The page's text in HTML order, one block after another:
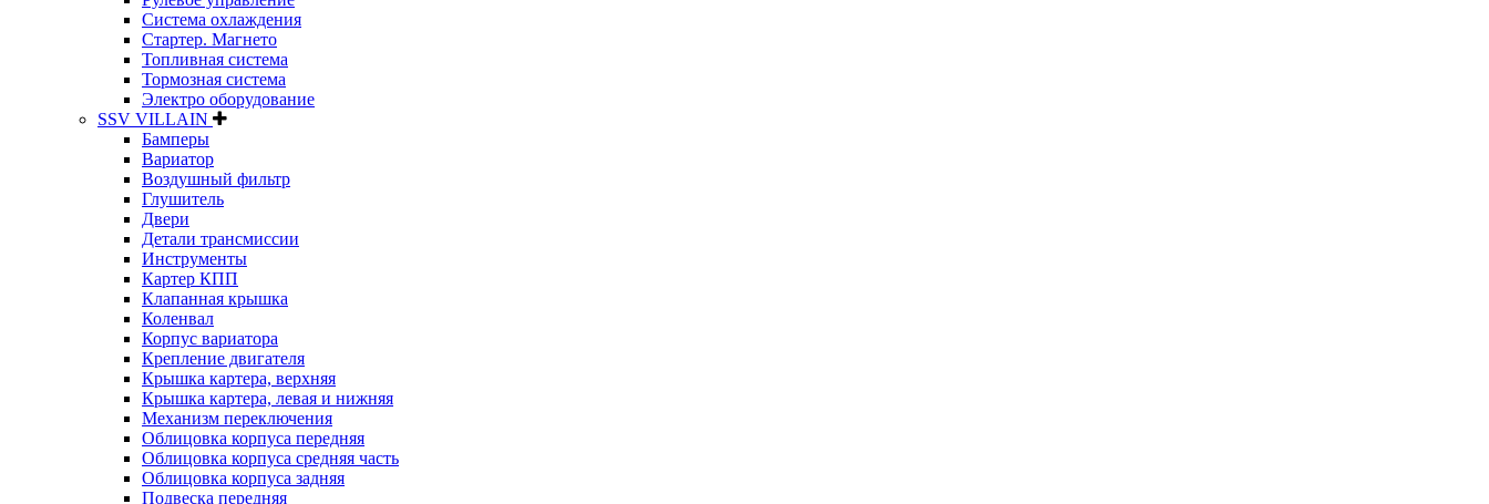
Система охлаждения
Стартер. Магнето
Топливная система
Тормозная система
Электро оборудование
SSV VILLAIN
Бамперы
Вариатор
Воздушный фильтр
Глушитель
Двери
Детали трансмиссии
Инструменты
Картер КПП
Клапанная крышка
Коленвал
Корпус вариатора
Крепление двигателя
Крышка картера, верхняя
Крышка картера, левая и нижняя
Механизм переключения
Облицовка корпуса передняя
Облицовка корпуса средняя часть
Облицовка корпуса задняя
Подвеска передняя